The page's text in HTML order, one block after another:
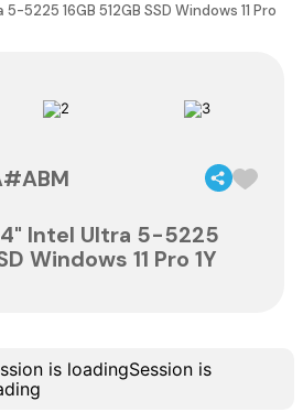
5225 16GB 512GB SSD Windows 11 Pro
Intel Ultra 5-5225
Windows 11 Pro 1Y
is loadingSession is